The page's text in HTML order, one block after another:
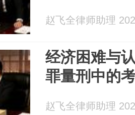
赵飞全律师助理
经济困难与
罪量刑中的
赵飞全律师助理